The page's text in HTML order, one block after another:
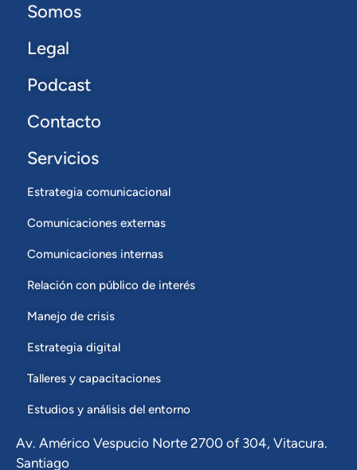
Somos
Legal
Podcast
Contacto
Servicios
Estrategia comunicacional
Comunicaciones externas
Comunicaciones internas
Relación con público de interés
Manejo de crisis
Estrategia digital
Talleres y capacitaciones
Estudios y análisis del entorno
Av. Américo Vespucio Norte 2700 of 304, Vitacura.
Santiago